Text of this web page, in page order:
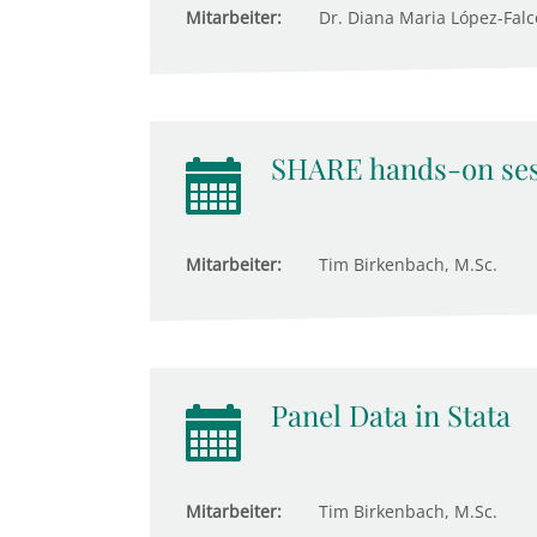
Mitarbeiter: Dr. Diana Maria López-
SHARE hands-on
Mitarbeiter: Tim Birkenbach, M.Sc.
Panel Data in Stata
Mitarbeiter: Tim Birkenbach, M.Sc.